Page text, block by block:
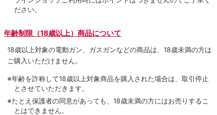
ださい。
年齢制限（18歳以上）商品について
18歳以上対象の電動ガン、ガスガンなどの商品は、18歳未満の方は
ご購入いただけません。
※年齢を詐称して18歳以上対象商品を購入された場合は、取引停止
とさせていただきます。
※たとえ保護者の同意があっても、18歳未満の方にはお売りするこ
とはできません。